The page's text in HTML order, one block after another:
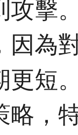
攻擊
因為
更短
略，